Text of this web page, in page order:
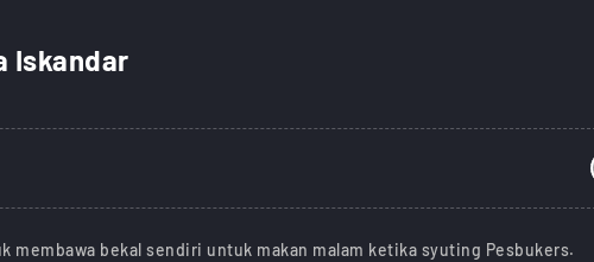
Iskandar
membawa bekal sendiri untuk makan malam ketika syuting Pesbukers.